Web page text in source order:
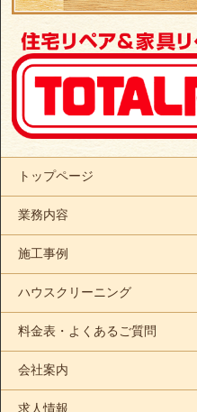
トップページ
業務内容
施工事例
ハウスクリーニング
料金表・よくあるご質問
会社案内
求人情報